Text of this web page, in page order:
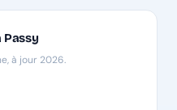
Passy
à jour 2026.